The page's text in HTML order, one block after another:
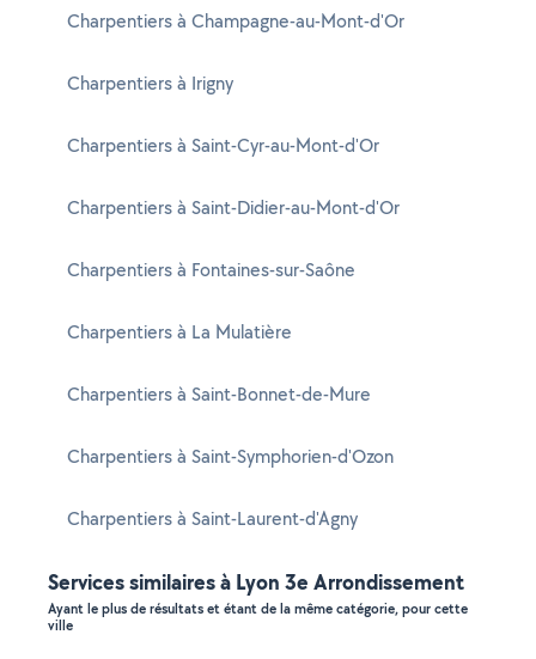
Charpentiers à Champagne-au-Mont-d'Or
Charpentiers à Irigny
Charpentiers à Saint-Cyr-au-Mont-d'Or
Charpentiers à Saint-Didier-au-Mont-d'Or
Charpentiers à Fontaines-sur-Saône
Charpentiers à La Mulatière
Charpentiers à Saint-Bonnet-de-Mure
Charpentiers à Saint-Symphorien-d'Ozon
Charpentiers à Saint-Laurent-d'Agny
Services similaires à Lyon 3e Arrondissement
Ayant le plus de résultats et étant de la même catégorie, pour cette
ville